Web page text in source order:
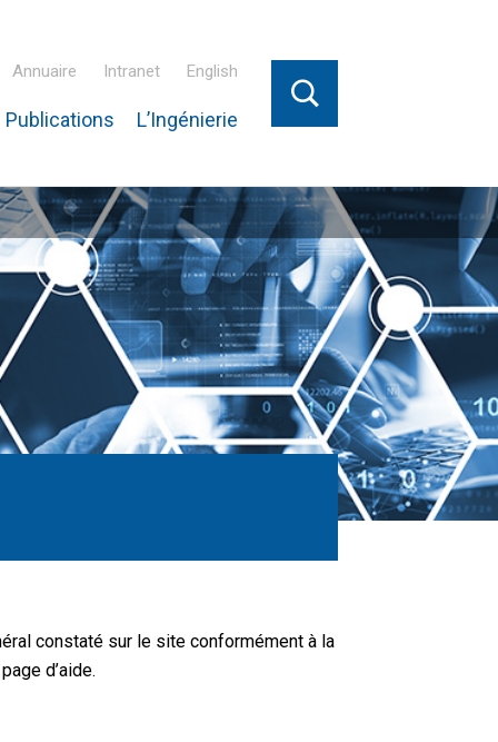
Annuaire Intranet English
Publications L’Ingénierie
constaté sur le site conformément à la
d’aide.